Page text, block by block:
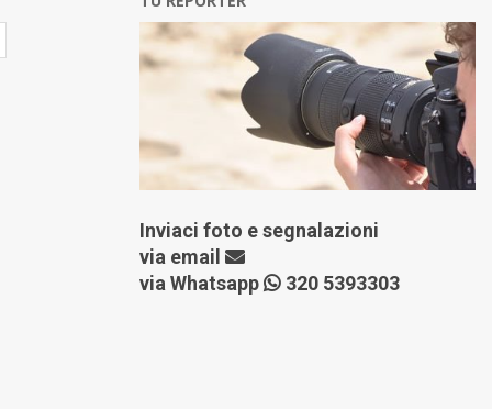
Inviaci foto e segnalazioni
via email
via Whatsapp
320 5393303